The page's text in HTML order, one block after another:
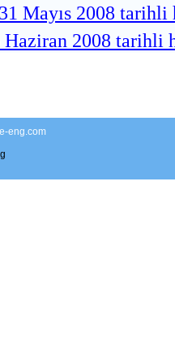
Mayıs 2008 tarihli
2008 tarihli
eng.com